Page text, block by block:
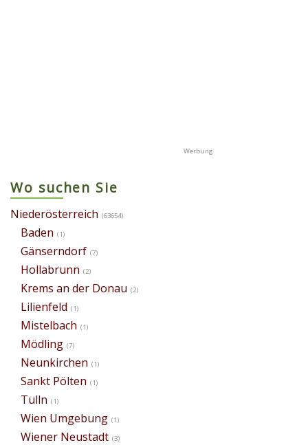
Wo suchen Sie
Niederösterreich (63654)
Baden (1)
Gänserndorf (7)
Hollabrunn (2)
Krems an der Donau (2)
Lilienfeld (1)
Mistelbach (1)
Mödling (7)
Neunkirchen (1)
Sankt Pölten (1)
Tulln (1)
Wien Umgebung (1)
Wiener Neustadt (3)